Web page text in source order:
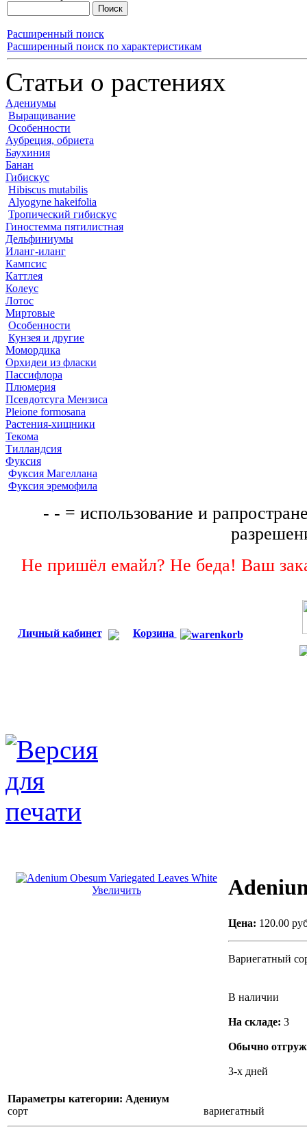
Расширенный поиск
Расширенный поиск по характеристикам
Статьи о растениях
Адениумы
Выращивание
Особенности
Аубреция, обриета
Баухиния
Банан
Гибискус
Hibiscus mutabilis
Alyogyne hakeifolia
Тропический гибискус
Гиностемма пятилистная
Дельфиниумы
Иланг-иланг
Кампсис
Каттлея
Колеус
Лотос
Миртовые
Особенности
Кунзея и другие
Момордика
Орхидеи из фласки
Пассифлора
Плюмерия
Псевдотсуга Мензиса
Pleione formosana
Растения-хищники
Текома
Тилландсия
Фуксия
Фуксия Магеллана
Фуксия эремофила
- - = использование и
Не пришёл емайл? Не беда! Ваш
Личный кабинет Корзина
Увеличить
Цена: 120.00
Вариегатный
В наличии
На складе: 3
Обычно
3-х дней
Параметры категории: Адениум
сорт
вариегатный